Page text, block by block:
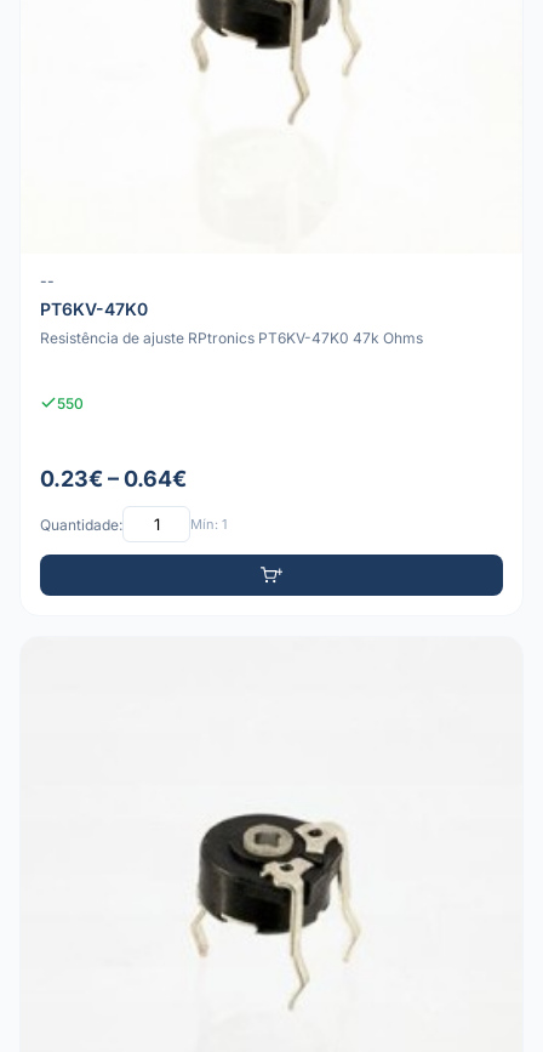
--
PT6KV-47K0
Resistência de ajuste RPtronics PT6KV-47K0 47k Ohms
550
0.23€ – 0.64€
Quantidade: Mín: 1